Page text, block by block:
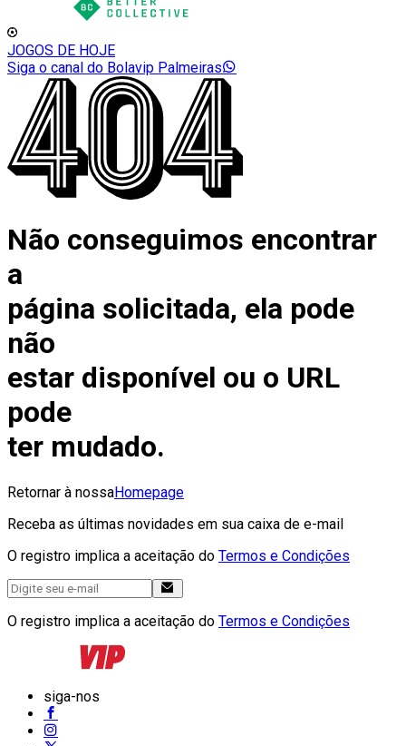
JOGOS DE HOJE
Siga o canal do Bolavip Palmeiras
Não conseguimos encontrar
a
página solicitada, ela pode
não
estar disponível ou o URL
pode
ter mudado.
Retornar à nossaHomepage
Receba as últimas novidades em sua caixa de e-mail
O registro implica a aceitação do Termos e Condições
O registro implica a aceitação do Termos e Condições
siga-nos